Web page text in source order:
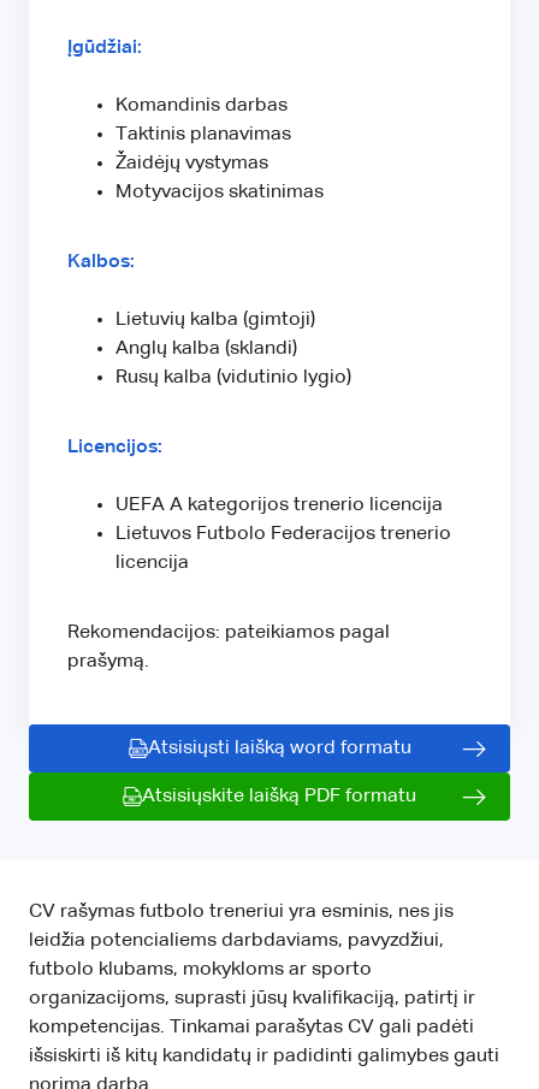
Įgūdžiai:
Komandinis darbas
Taktinis planavimas
Žaidėjų vystymas
Motyvacijos skatinimas
Kalbos:
Lietuvių kalba (gimtoji)
Anglų kalba (sklandi)
Rusų kalba (vidutinio lygio)
Licencijos:
UEFA A kategorijos trenerio licencija
Lietuvos Futbolo Federacijos trenerio
licencija
Rekomendacijos: pateikiamos pagal
prašymą.
Atsisiųsti laišką word formatu
Atsisiųskite laišką PDF formatu
CV rašymas futbolo treneriui yra esminis, nes jis
leidžia potencialiems darbdaviams, pavyzdžiui,
futbolo klubams, mokykloms ar sporto
organizacijoms, suprasti jūsų kvalifikaciją, patirtį ir
kompetencijas. Tinkamai parašytas CV gali padėti
išsiskirti iš kitų kandidatų ir padidinti galimybes gauti